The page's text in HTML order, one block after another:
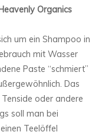
Organics
um ein Shampoo in
mit Wasser
Paste “schmiert”
Das
oder andere
soll man bei
Teelöffel